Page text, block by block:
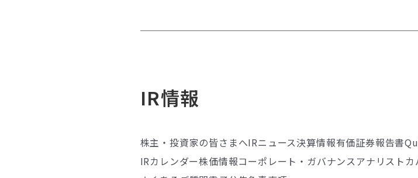
IR情報
株主・投資家の皆さまへIRニュース決算情報有価証券報告書
IRカレンダー株価情報コーポレート・ガバナンスアナリストカ